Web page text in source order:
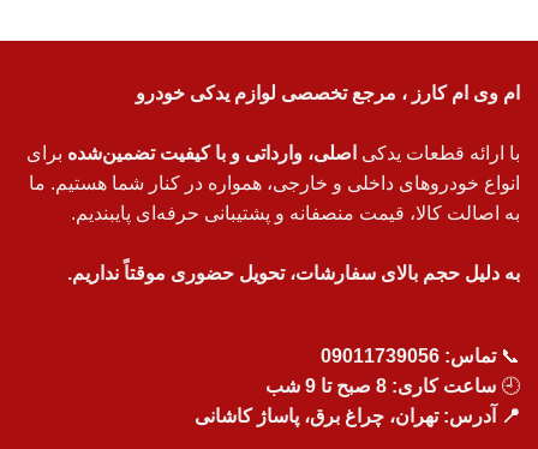
ام وی ام کارز ، مرجع تخصصی لوازم یدکی خودرو
با ارائه قطعات یدکی اصلی، وارداتی و با کیفیت تضمین‌شده برای
انواع خودروهای داخلی و خارجی، همواره در کنار شما هستیم. ما
به اصالت کالا، قیمت منصفانه و پشتیبانی حرفه‌ای پایبندیم.
به دلیل حجم بالای سفارشات، تحویل حضوری موقتاً نداریم.
📞تماس: 09011739056
🕘 ساعت کاری: 8 صبح تا 9 شب
📍 آدرس: تهران، چراغ برق، پاساژ کاشانی